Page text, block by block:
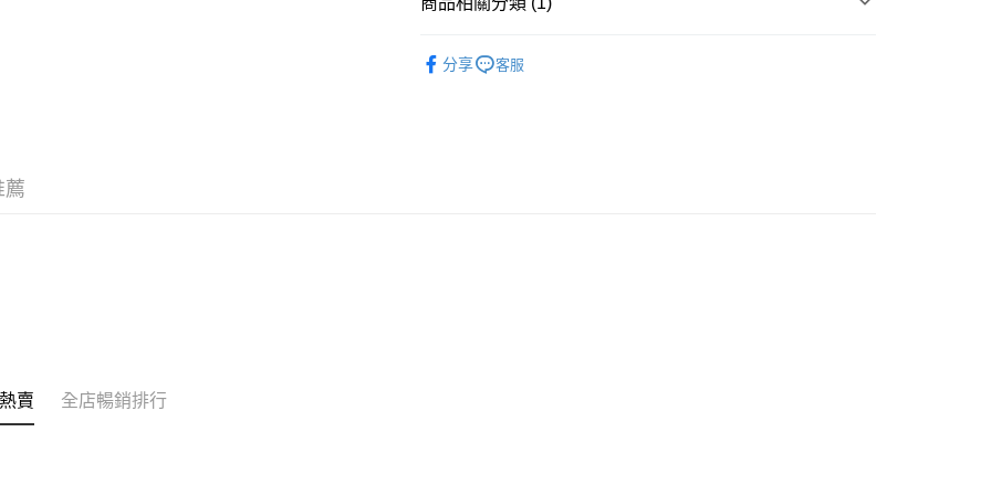
的訂單。 如果訂購後七個工作天內我們未能收到有關存款，有關訂單將被
送貨方式
付款後順豐自助櫃取貨
分享
客服
薦
賣 全店暢銷排行